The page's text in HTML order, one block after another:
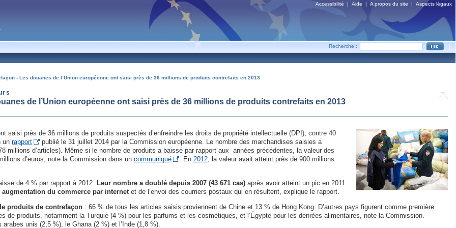
Accessibilité | Aide | A propos du site | Aspects légaux
Recherche :
- Les douanes de l’Union européenne ont saisi près de 36 millions de produits contrefaits en 2013
de l’Union européenne ont saisi près de 36 millions de produits contrefaits en 2013
saisi près de 36 millions de produits suspectés d’enfreindre les droits de propriété intellectuelle (DPI), contre 40
un rapport
publié le 31 juillet 2014 par la Commission européenne. Le nombre des marchandises saisies a
millions d’articles). Même si le nombre de produits a baissé par rapport aux années précédentes, la valeur des
d’euros, note la Commission dans un communiqué . En 2012, la valeur avait atteint près de 900 millions
de 4 % par rapport à 2012. Leur nombre a doublé depuis 2007 (43 671 cas) après avoir atteint un pic en 2011
augmentation du commerce par internetet de l’envoi des courriers postaux qui en résultent, explique le rapport.
produits de contrefaçon : 66 % de tous les articles saisis proviennent de Chine et 13 % de Hong Kong. D’autres pays figurent comme première
de produits, notamment la Turquie (4 %) pour les parfums et les cosmétiques, et l’Égypte pour les denrées alimentaires, note la Commission.
unis (2,5 %), le Ghana (2 %) et l’Inde (1,8 %).